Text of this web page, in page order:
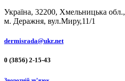
Україна, 32200, Хмельницька обл.,
м. Деражня, вул.Миру,11/1
dermisrada@ukr.net
0 (3856) 2-15-43